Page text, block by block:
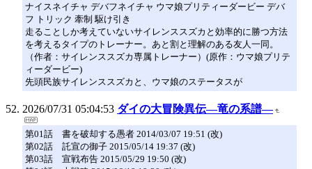
ナイスネイチャ デバフネイチャ ウマ娘プリティーダービー デバ
フ トリック 牽制 駆け引き
走ることしか考えていないサイレンススズカと効率的に勝つ方法
を考えるタイプのトレーナー。あと割と理解のある友人一同。
（作者：サイレンススズカ専属トレーナー）(原作：ウマ娘プリテ
ィーダービー)
先頭民族サイレンススズカと、ウマ娘のステータスが
2026/07/31 05:04:53 ダイの大冒険異伝―竜の系譜―
第01話 書を破却する愚者 2014/03/07 19:51 (改)
第02話 託宣の御子 2015/05/14 19:37 (改)
第03話 宣戦布告 2015/05/29 19:50 (改)